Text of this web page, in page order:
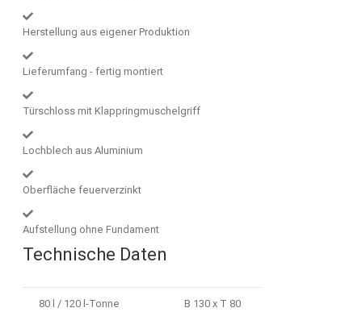
Herstellung aus eigener Produktion
Lieferumfang - fertig montiert
Türschloss mit Klappringmuschelgriff
Lochblech aus Aluminium
Oberfläche feuerverzinkt
Aufstellung ohne Fundament
Technische Daten
80 l / 120 l-Tonne
B 130 x T 80